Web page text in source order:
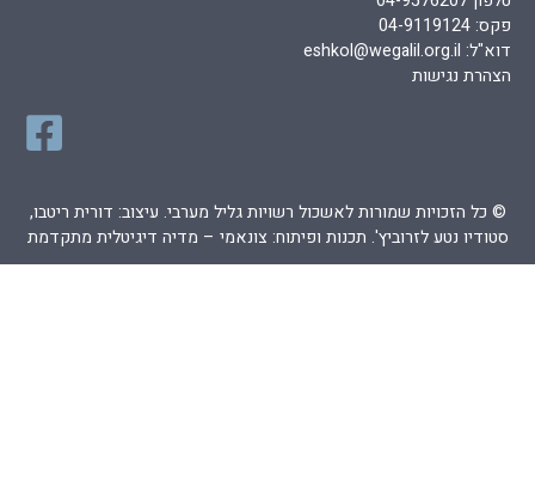
פקס: 04-9119124
דוא"ל: eshkol@wegalil.org.il
הצהרת נגישות
© כל הזכויות שמורות לאשכול רשויות גליל מערבי. עיצוב: דורית ריטבו,
סטודיו נטע לזרוביץ'. תכנות ופיתוח: צונאמי – מדיה דיגיטלית מתקדמת